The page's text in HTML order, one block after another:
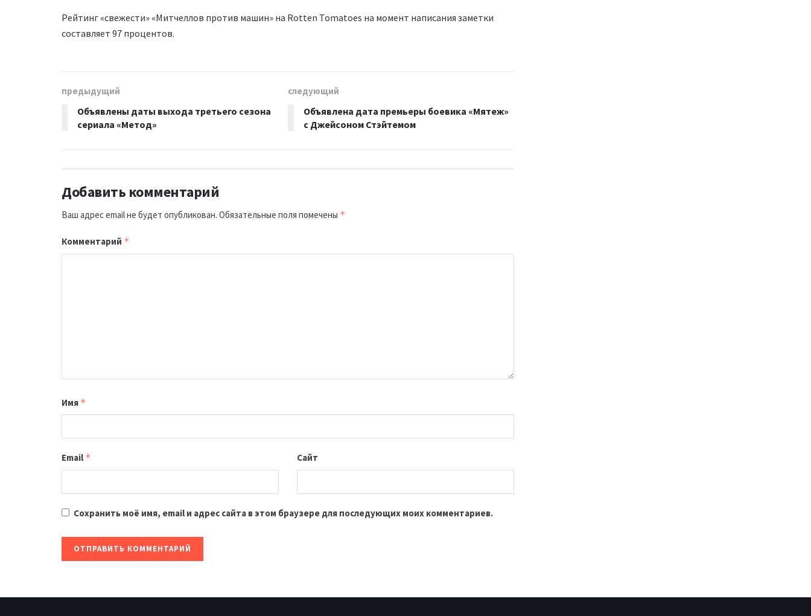
Рейтинг «свежести» «Митчеллов против машин» на Rotten Tomatoes на момент написания заметки
составляет 97 процентов.
предыдущий
Объявлены даты выхода третьего сезона
сериала «Метод»
следующий
Объявлена дата премьеры боевика «Мятеж»
с Джейсоном Стэйтемом
Добавить комментарий
Ваш адрес email не будет опубликован. Обязательные поля помечены *
Комментарий *
Имя *
Email * Сайт
Сохранить моё имя, email и адрес сайта в этом браузере для последующих моих комментариев.